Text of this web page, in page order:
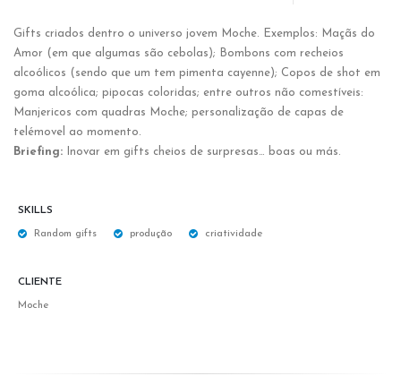
Gifts criados dentro o universo jovem Moche. Exemplos: Maçãs do
Amor (em que algumas são cebolas); Bombons com recheios
alcoólicos (sendo que um tem pimenta cayenne); Copos de shot em
goma alcoólica; pipocas coloridas; entre outros não comestíveis:
Manjericos com quadras Moche; personalização de capas de
telémovel ao momento.
Briefing: Inovar em gifts cheios de surpresas… boas ou más.
SKILLS
Random gifts produção criatividade
CLIENTE
Moche